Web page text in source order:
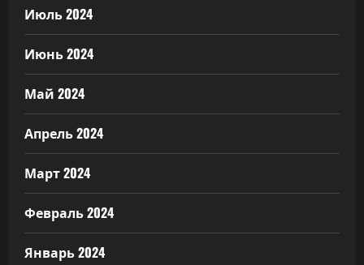
Июль 2024
Июнь 2024
Май 2024
Апрель 2024
Март 2024
Февраль 2024
Январь 2024